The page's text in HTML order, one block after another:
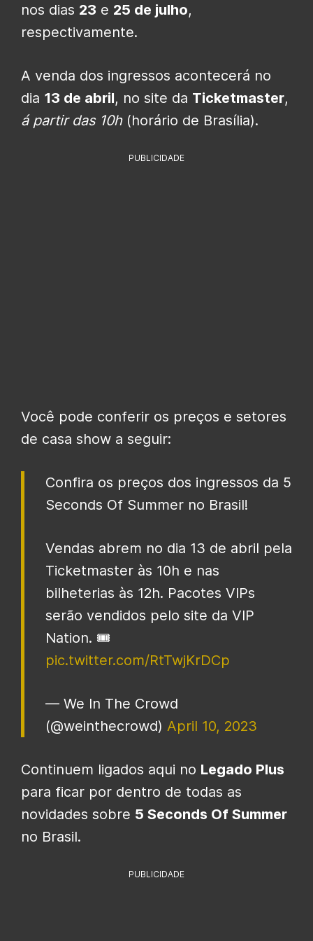
nos dias 23 e 25 de julho,
respectivamente.
A venda dos ingressos acontecerá no
dia 13 de abril, no site da Ticketmaster,
á partir das 10h(horário de Brasília).
PUBLICIDADE
Você pode conferir os preços e setores
de casa show a seguir:
Confira os preços dos ingressos da 5
Seconds Of Summer no Brasil!
Vendas abrem no dia 13 de abril pela
Ticketmaster às 10h e nas
bilheterias às 12h. Pacotes VIPs
serão vendidos pelo site da VIP
Nation. 🎟️
pic.twitter.com/RtTwjKrDCp
— We In The Crowd
(@weinthecrowd) April 10, 2023
Continuem ligados aqui no Legado Plus
para ficar por dentro de todas as
novidades sobre 5 Seconds Of Summer
no Brasil.
PUBLICIDADE